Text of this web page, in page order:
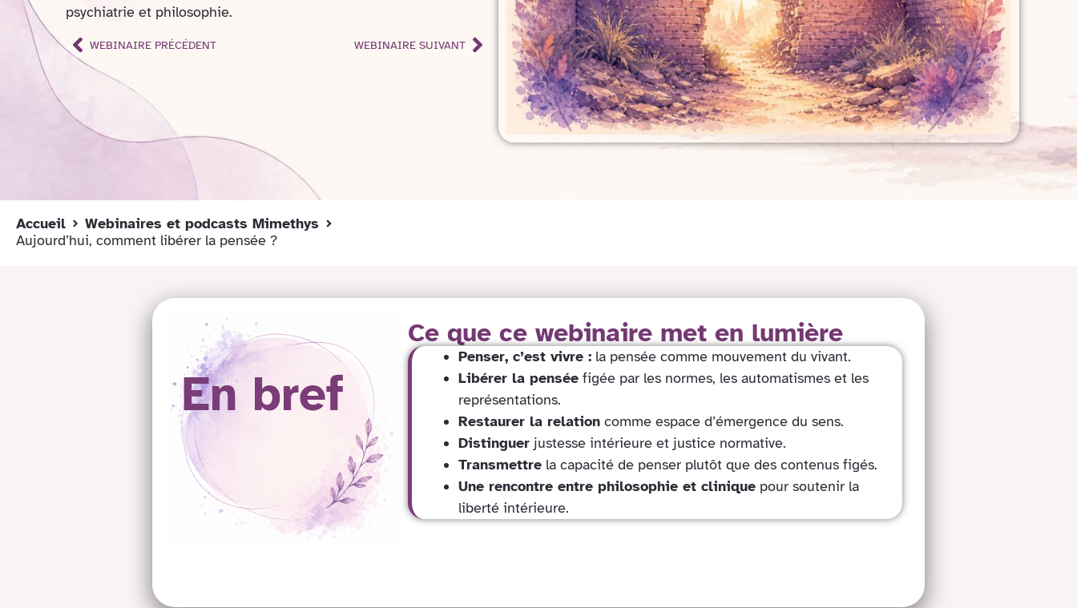
psychiatrie et philosophie.
WEBINAIRE PRÉCÉDENT WEBINAIRE SUIVANT
Accueil
Webinaires et podcasts Mimethys
Aujourd’hui, comment libérer la pensée ?
En bref
Ce que ce webinaire met en lumière
Penser, c’est vivre : la pensée comme mouvement du vivant.
Libérer la pensée figée par les normes, les automatismes et les
représentations.
Restaurer la relation comme espace d’émergence du sens.
Distinguer justesse intérieure et justice normative.
Transmettre la capacité de penser plutôt que des contenus figés.
Une rencontre entre philosophie et clinique pour soutenir la
liberté intérieure.